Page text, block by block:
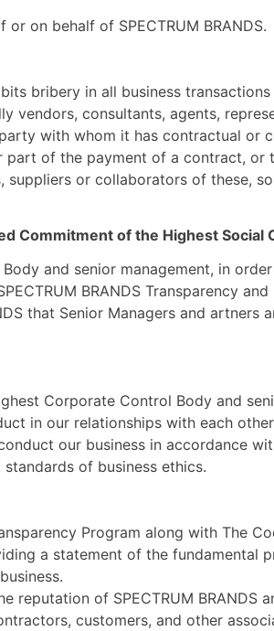
on behalf of SPECTRUM BRANDS.
bribery in all business
vendors, consultants, agents,
with whom it has contractual or
part of the payment of a contract, or
suppliers or collaborators of these,
Commitment of the Highest Social
and senior management, in
BRANDS Transparency
that Senior Managers and
Corporate Control Body and
in our relationships with each
our business in accordance
of business ethics.
Program along with The
a statement of the fundamental
reputation of SPECTRUM
customers, and other